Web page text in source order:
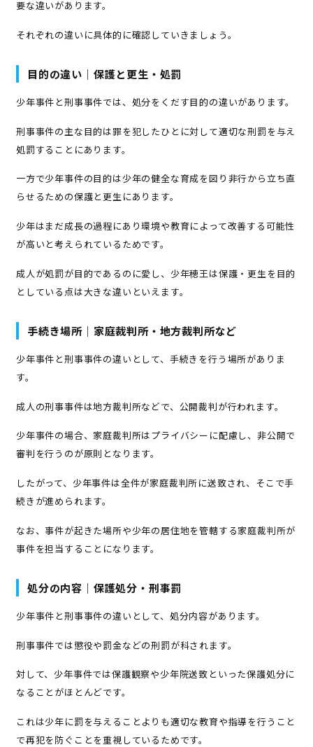
要な違いがあります。
それぞれの違いに具体的に確認していきましょう。
目的の違い｜保護と更生・処罰
少年事件と刑事事件では、処分をくだす目的の違いがあります。
刑事事件の主な目的は罪を犯したひとに対して適切な刑罰を与え
処罰することにあります。
一方で少年事件の目的は少年の健全な育成を図り非行から立ち直
らせるための保護と更生にあります。
少年はまだ成長の過程にあり環境や教育によって改善する可能性
が高いと考えられているためです。
成人が処罰が目的であるのに愛し、少年穂王は保護・更生を目的
としている点は大きな違いといえます。
手続き場所｜家庭裁判所・地方裁判所など
少年事件と刑事事件の違いとして、手続きを行う場所がありま
す。
成人の刑事事件は地方裁判所などで、公開裁判が行われます。
少年事件の場合、家庭裁判所はプライバシーに配慮し、非公開で
審判を行うのが原則となります。
したがって、少年事件は全件が家庭裁判所に送致され、そこで手
続きが進められます。
なお、事件が起きた場所や少年の居住地を管轄する家庭裁判所が
事件を担当することになります。
処分の内容｜保護処分・刑事罰
少年事件と刑事事件の違いとして、処分内容があります。
刑事事件では懲役や罰金などの刑罰が科されます。
対して、少年事件では保護観察や少年院送致といった保護処分に
なることがほとんどです。
これは少年に罰を与えることよりも適切な教育や指導を行うこと
で再犯を防ぐことを重視しているためです。